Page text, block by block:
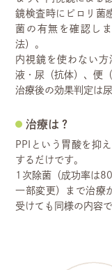
鏡検査時にピロリ菌
菌の有無を確認し
法）。
内視鏡を使わない
液・尿（抗体）、便
治療後の効果判定は
治療は？
PPIという胃酸を抑
するだけです。
1次除菌（成功率は
一部変更）まで治療
受けても同様の内容で